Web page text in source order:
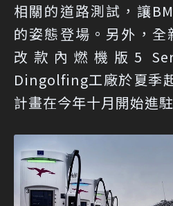
相關的道路測試，讓
的姿態登場。另外，全
改款內燃機版5
Dingolfing工廠於夏季
計畫在今年十月開始進